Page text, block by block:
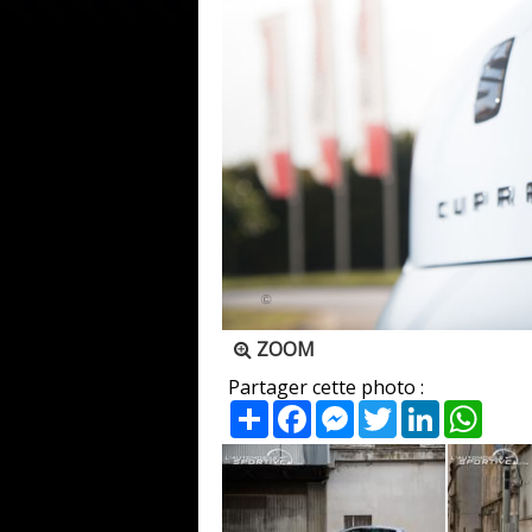
ZOOM
Partager cette photo :
PartagerFacebookMessenger
TwitterLinkedIn